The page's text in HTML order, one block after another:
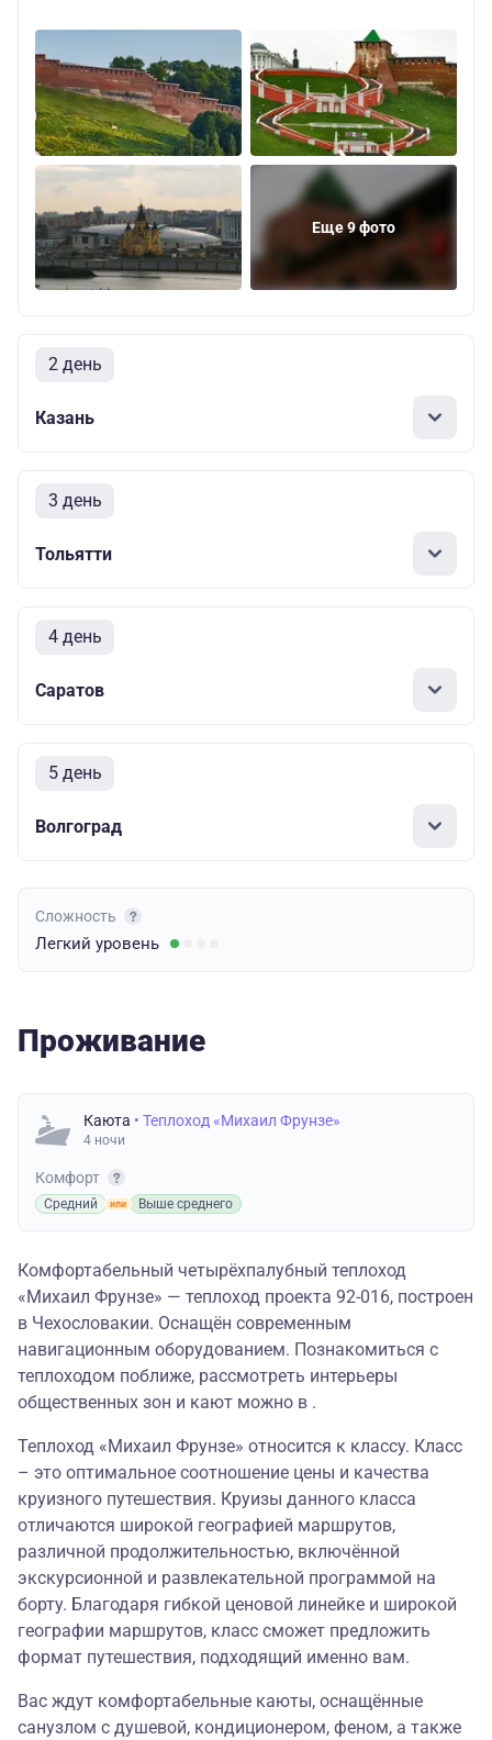
Еще 9 фото
2 день
Казань
3 день
Тольятти
4 день
Саратов
5 день
Волгоград
Сложность
Легкий уровень
Проживание
Каюта • Теплоход «Михаил Фрунзе»
4 ночи
Комфорт
Средний Выше среднего
Комфортабельный четырёхпалубный теплоход
«Михаил Фрунзе» — теплоход проекта 92-016, построен
в Чехословакии. Оснащён современным
навигационным оборудованием. Познакомиться с
теплоходом поближе, рассмотреть интерьеры
общественных зон и кают можно в .
Теплоход «Михаил Фрунзе» относится к классу. Класс
– это оптимальное соотношение цены и качества
круизного путешествия. Круизы данного класса
отличаются широкой географией маршрутов,
различной продолжительностью, включённой
экскурсионной и развлекательной программой на
борту. Благодаря гибкой ценовой линейке и широкой
географии маршрутов, класс сможет предложить
формат путешествия, подходящий именно вам.
Вас ждут комфортабельные каюты, оснащённые
санузлом с душевой, кондиционером, феном, а также